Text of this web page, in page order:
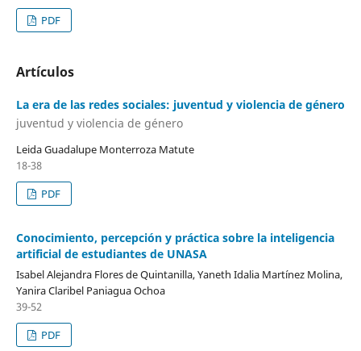
PDF
Artículos
La era de las redes sociales: juventud y violencia de género
juventud y violencia de género
Leida Guadalupe Monterroza Matute
18-38
PDF
Conocimiento, percepción y práctica sobre la inteligencia
artificial de estudiantes de UNASA
Isabel Alejandra Flores de Quintanilla, Yaneth Idalia Martínez Molina,
Yanira Claribel Paniagua Ochoa
39-52
PDF